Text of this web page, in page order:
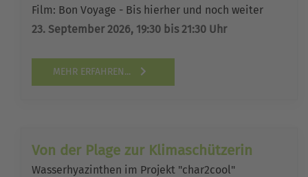
Film: Bon Voyage - Bis hierher und noch weiter
23. September 2026, 19:30 bis 21:30 Uhr
MEHR ERFAHREN...
Von der Plage zur Klimaschützerin
Wasserhyazinthen im Projekt "char2cool"